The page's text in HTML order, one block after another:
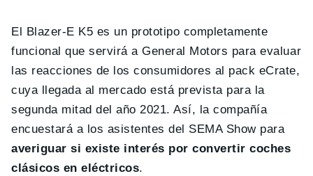
El Blazer-E K5 es un prototipo completamente
funcional que servirá a General Motors para evaluar
las reacciones de los consumidores al pack eCrate,
cuya llegada al mercado está prevista para la
segunda mitad del año 2021. Así, la compañía
encuestará a los asistentes del SEMA Show para
averiguar si existe interés por convertir coches
clásicos en eléctricos.